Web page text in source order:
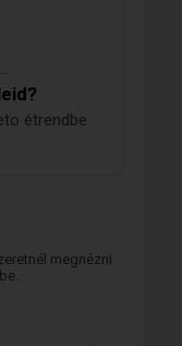
étrendbe
megnézni